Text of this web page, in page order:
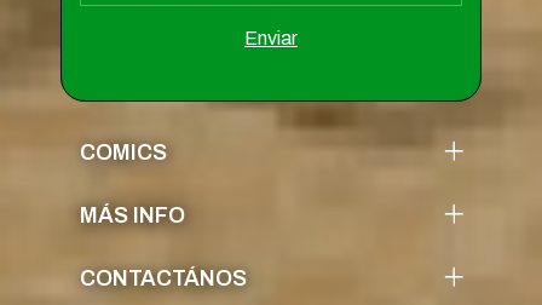
COMICS
MÁS INFO
CONTACTÁNOS